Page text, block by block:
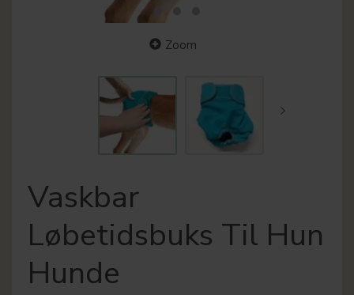
Zoom
Vaskbar
Løbetidsbuks Til Hun
Hunde